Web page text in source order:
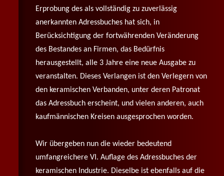
Erprobung des als vollständig zu zuverlässig
anerkannten Adressbuches hat sich, in
Berücksichtigung der fortwährenden Veränderung
des Bestandes an Firmen, das Bedürfnis
herausgestellt, alle 3 Jahre eine neue Ausgabe zu
veranstalten. Dieses Verlangen ist den Verlegern von
den keramischen Verbanden, unter deren Patronat
das Adressbuch erscheint, und vielen anderen, auch
kaufmännischen Kreisen ausgesprochen worden.
Wir übergeben nun die wieder bedeutend
umfangreichere VI. Auflage des Adressbuches der
keramischen Industrie. Dieselbe ist ebenfalls auf die